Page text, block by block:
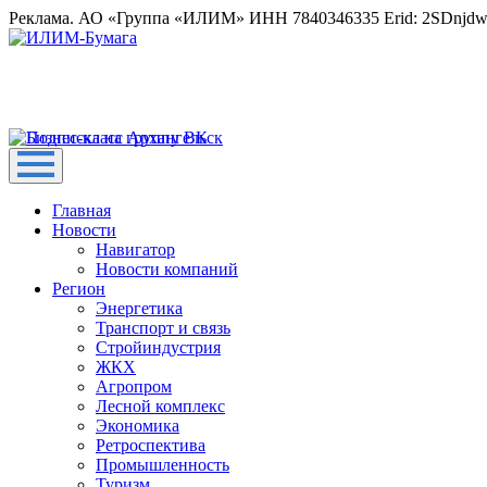
Реклама. АО «Группа «ИЛИМ» ИНН 7840346335 Erid:
Главная
Новости
Навигатор
Новости компаний
Регион
Энергетика
Транспорт и связь
Стройиндустрия
ЖКХ
Агропром
Лесной комплекс
Экономика
Ретроспектива
Промышленность